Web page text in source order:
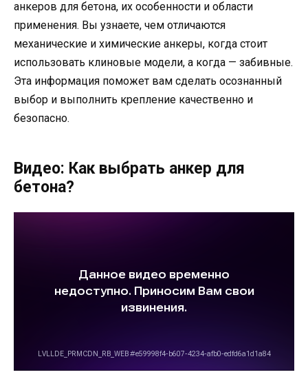
анкеров для бетона, их особенности и области
применения. Вы узнаете, чем отличаются
механические и химические анкеры, когда стоит
использовать клиновые модели, а когда — забивные.
Эта информация поможет вам сделать осознанный
выбор и выполнить крепление качественно и
безопасно.
Видео: Как выбрать анкер для
бетона?